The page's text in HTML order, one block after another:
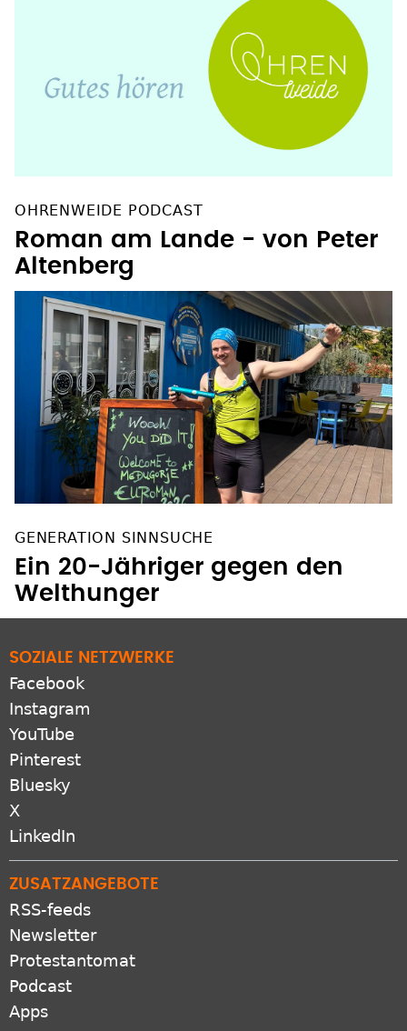
OHRENWEIDE PODCAST
Roman am Lande - von Peter
Altenberg
GENERATION SINNSUCHE
Ein 20-Jähriger gegen den
Welthunger
SOZIALE NETZWERKE
Facebook
Instagram
YouTube
Pinterest
Bluesky
X
ZUSATZANGEBOTE
RSS-feeds
Newsletter
Protestantomat
Podcast